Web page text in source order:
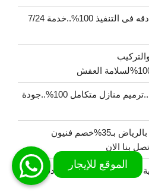
مقاول فتحات كور بالرياض دقه فى التنفيذ 100%..خدمة 7/24
شركة ترميم منازل بالرياض..ترميم منازل متكامل 100%..جودة
مقاول قص وتخريم خرسانة بالرياض بـ35%خصم فنيون
دينا توصيل اثاث جمعيه خيرية بالرياض نصلك خلال 30 دقيقة